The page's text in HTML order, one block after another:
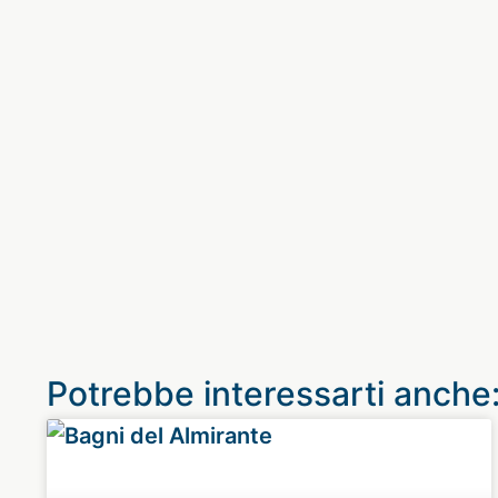
Potrebbe interessarti